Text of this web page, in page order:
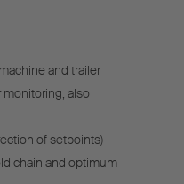
and trailer
also
of setpoints)
chain and optimum